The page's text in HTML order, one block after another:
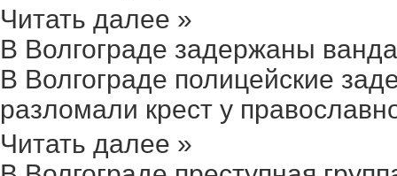
Читать далее »
В Волгограде задержаны
В Волгограде полицейские
разломали крест у
Читать далее »